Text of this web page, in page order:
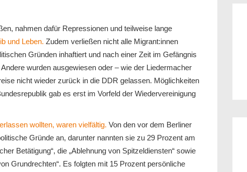
nahmen dafür Repressionen und teilweise lange
und Leben. Zudem verließen nicht alle Migrant:innen
Gründen inhaftiert und nach einer Zeit im Gefängnis
wurden ausgewiesen oder – wie der Liedermacher
nicht wieder zurück in die DDR gelassen. Möglichkeiten
gab es erst im Vorfeld der Wiedervereinigung
wollten, waren vielfältig. Von den vor dem Berliner
Gründe an, darunter nannten sie zu 29 Prozent am
Betätigung“, die „Ablehnung von Spitzeldiensten“ sowie
Grundrechten“. Es folgten mit 15 Prozent persönliche